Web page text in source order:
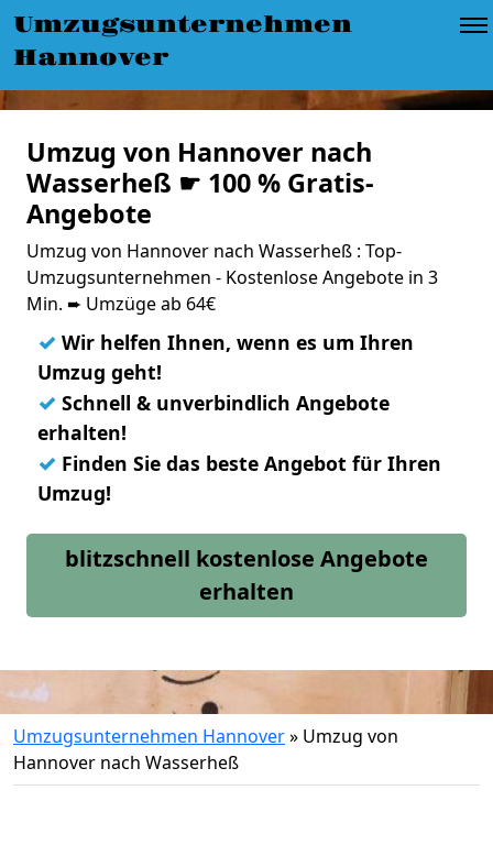
Umzugsunternehmen
Hannover
Umzug von Hannover nach
Wasserheß ☛ 100 % Gratis-
Angebote
Umzug von Hannover nach Wasserheß : Top-
Umzugsunternehmen - Kostenlose Angebote in 3
Min. ➨ Umzüge ab 64€
✓ Wir helfen Ihnen, wenn es um Ihren
Umzug geht!
✓ Schnell & unverbindlich Angebote
erhalten!
✓ Finden Sie das beste Angebot für Ihren
Umzug!
blitzschnell kostenlose Angebote
erhalten
Umzugsunternehmen Hannover» Umzug von
Hannover nach Wasserheß